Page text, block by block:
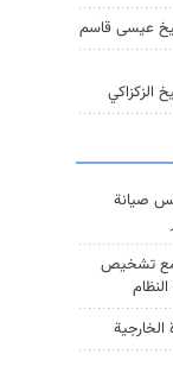
عيسى قاسم
الزكزاكي
صيانة
تشخيص
الخارجية